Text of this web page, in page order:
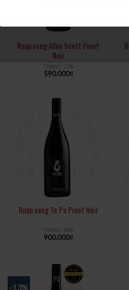
Rượu vang Allan Scott Pinot
Noir
750ml / 13%
590.000₫
Rượu vang Te Pa Pinot Noir
750ml / 14%
900.000₫
-13%